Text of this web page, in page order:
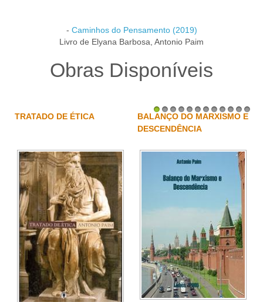
- Caminhos do Pensamento (2019)
Livro de Elyana Barbosa, Antonio Paim
Obras Disponíveis
1 2 3 4 5 6 7 8 9 101112
TRATADO DE ÉTICA
BALANÇO DO MARXISMO E
DESCENDÊNCIA